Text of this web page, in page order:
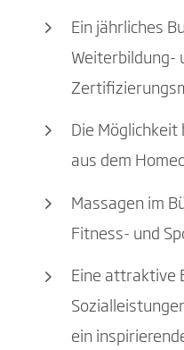
Ein jährliches
Weiterbildung-
Die Möglichkeit
aus dem
Massagen im
Fitness- und
Eine attraktive
ein